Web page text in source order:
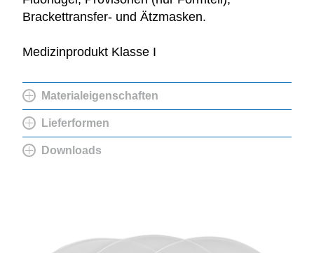
Brackettransfer- und Ätzmasken.
Medizinprodukt Klasse I
Materialeigenschaften
Lieferformen
Downloads